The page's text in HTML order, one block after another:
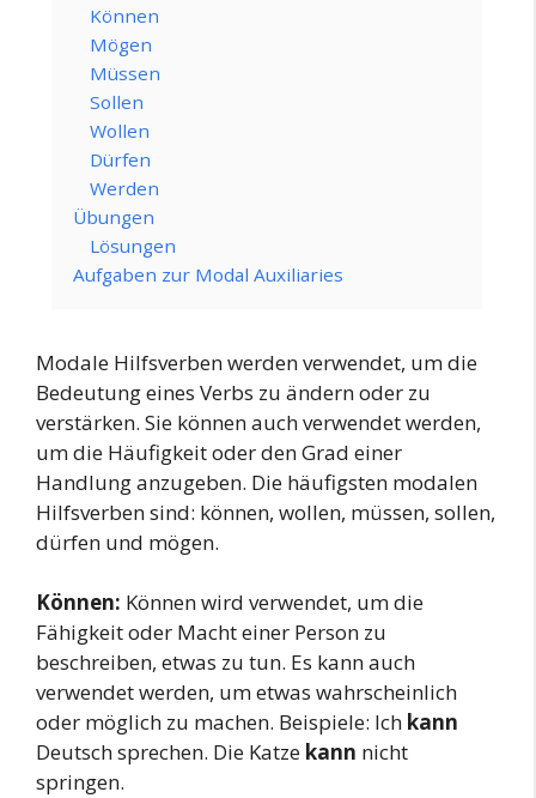
Können
Mögen
Müssen
Sollen
Wollen
Dürfen
Werden
Übungen
Lösungen
Aufgaben zur Modal Auxiliaries
Modale Hilfsverben werden verwendet, um die
Bedeutung eines Verbs zu ändern oder zu
verstärken. Sie können auch verwendet werden,
um die Häufigkeit oder den Grad einer
Handlung anzugeben. Die häufigsten modalen
Hilfsverben sind: können, wollen, müssen, sollen,
dürfen und mögen.
Können: Können wird verwendet, um die
Fähigkeit oder Macht einer Person zu
beschreiben, etwas zu tun. Es kann auch
verwendet werden, um etwas wahrscheinlich
oder möglich zu machen. Beispiele: Ich kann
Deutsch sprechen. Die Katze kann nicht
springen.